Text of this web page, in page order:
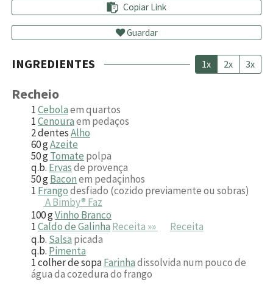
Copiar Link
Guardar
INGREDIENTES 1x 2x 3x
Recheio
1Cebolaem quartos
1Cenouraem pedaços
2dentesAlho
60gAzeite
50gTomate polpa
q.b. Ervasde provença
50gBaconem pedaçinhos
1 Frangodesfiado (cozido previamente ou sobras)
A Bimby® Faz
100gVinho Branco
1Caldo de Galinha Receita »»
Receita
q.b. Salsa picada
q.b. Pimenta
1colher de sopaFarinhadissolvida num pouco de
água da cozedura do frango